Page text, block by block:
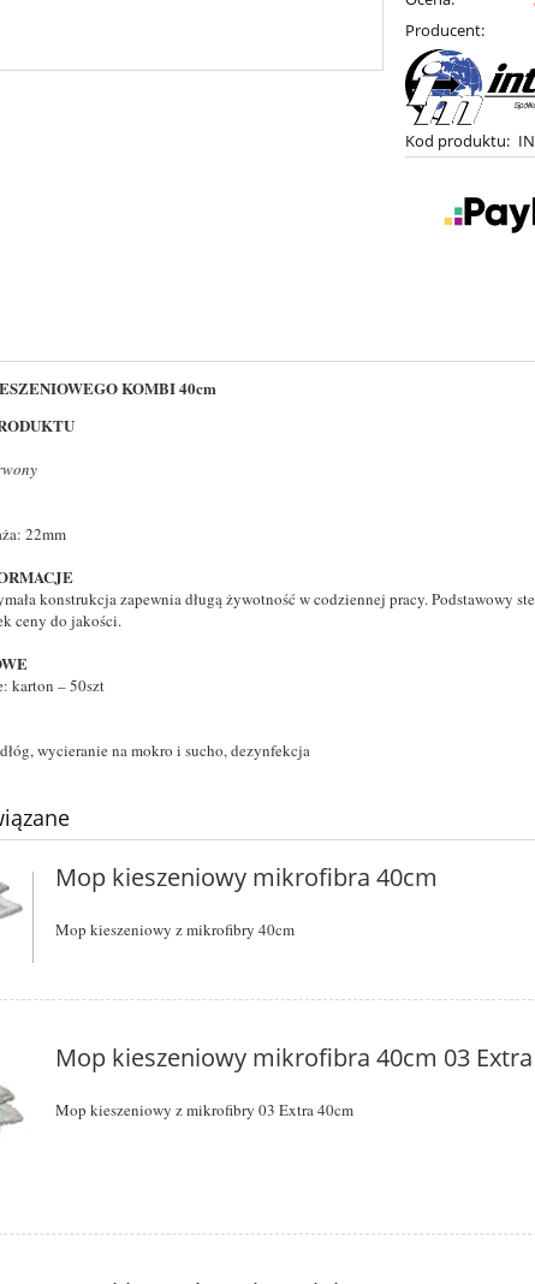
Producent:
Kod produktu:
KOMBI 40cm
22mm
konstrukcja zapewnia długą żywotność w codziennej pracy. Podstawowy
ceny do jakości.
karton – 50szt
wycieranie na mokro i sucho, dezynfekcja
Mop kieszeniowy mikrofibra 40cm
Mop kieszeniowy z mikrofibry 40cm
Mop kieszeniowy mikrofibra 40cm 03 Extra
Mop kieszeniowy z mikrofibry 03 Extra 40cm